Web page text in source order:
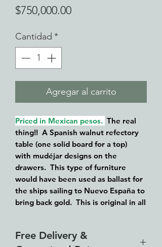
$750,000.00Precio
Cantidad *
Agregar al carrito
Priced in Mexican pesos. The real
thing!! A Spanish walnut refectory
table (one solid board for a top)
with mudéjar designs on the
drawers. This type of furniture
would have been used as ballast for
the ships sailing to Nuevo España to
bring back gold. This is original in all
old growth Spanish walnut tree that
Free Delivery &